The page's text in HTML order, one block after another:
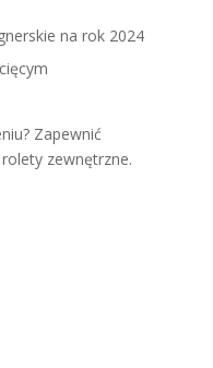
na rok 2024
Zapewnić
zewnętrzne.